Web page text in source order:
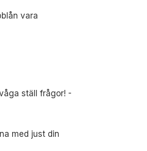
vara
ställ frågor! -
med just din